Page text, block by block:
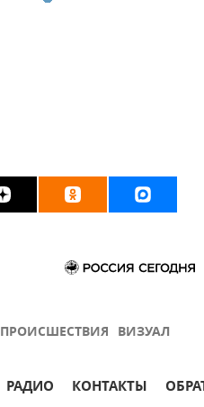
ПРОИСШЕСТВИЯ ВИЗУАЛ
РАДИО КОНТАКТЫ